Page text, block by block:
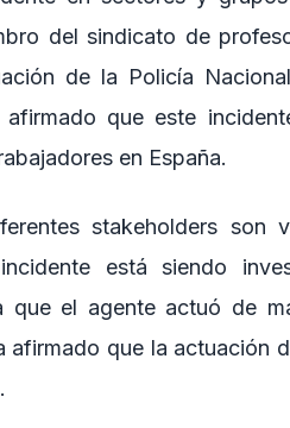
del sindicato de
de la Policía
que este
en España.
stakeholders son
está siendo
que el agente actuó de
afirmado que la actuación